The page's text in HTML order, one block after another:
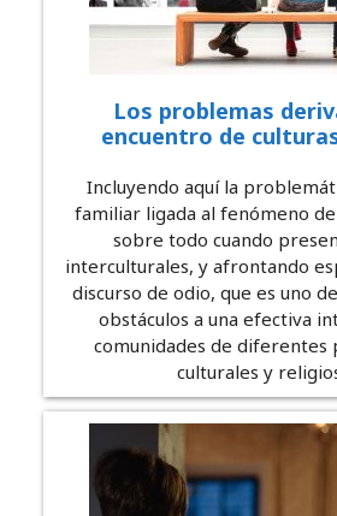
Los problemas
encuentro de
Incluyendo aquí la
familiar ligada al fenómeno
sobre todo cuando
interculturales, y afrontando
discurso de odio, que es uno
obstáculos a una efectiva
comunidades de diferentes
culturales y